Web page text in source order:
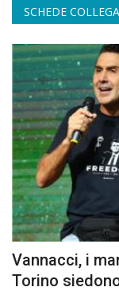
SCHEDE
Vannacci, i
Torino